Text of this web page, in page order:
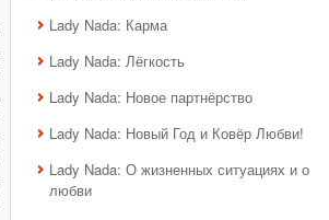
Lady Nada: Карма
Lady Nada: Лёгкость
Lady Nada: Новое партнёрство
Lady Nada: Новый Год и Ковёр Любви!
Lady Nada: О жизненных ситуациях и о
любви